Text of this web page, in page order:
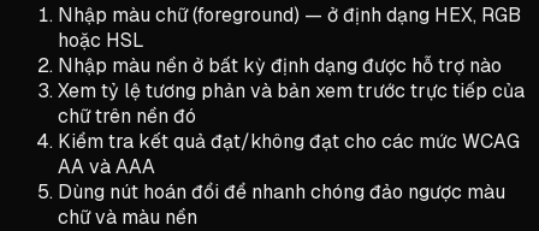
Nhập màu chữ (foreground) — ở định dạng HEX, RGB
hoặc HSL
Nhập màu nền ở bất kỳ định dạng được hỗ trợ nào
Xem tỷ lệ tương phản và bản xem trước trực tiếp của
chữ trên nền đó
Kiểm tra kết quả đạt/không đạt cho các mức WCAG
AA và AAA
Dùng nút hoán đổi để nhanh chóng đảo ngược màu
chữ và màu nền